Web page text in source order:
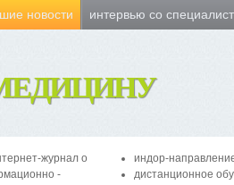
новости интервью со
журнал о
-
индор-
дистанционное